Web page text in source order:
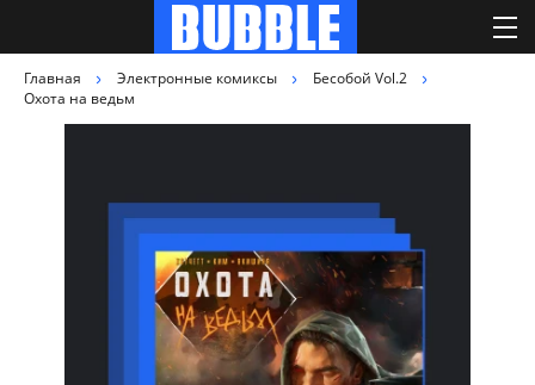
Главная Электронные комиксы
Бесобой Vol.2
Охота на ведьм